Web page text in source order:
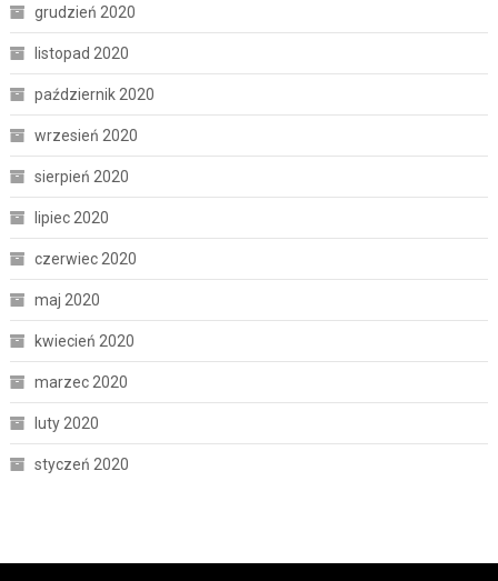
grudzień 2020
listopad 2020
październik 2020
wrzesień 2020
sierpień 2020
lipiec 2020
czerwiec 2020
maj 2020
kwiecień 2020
marzec 2020
luty 2020
styczeń 2020